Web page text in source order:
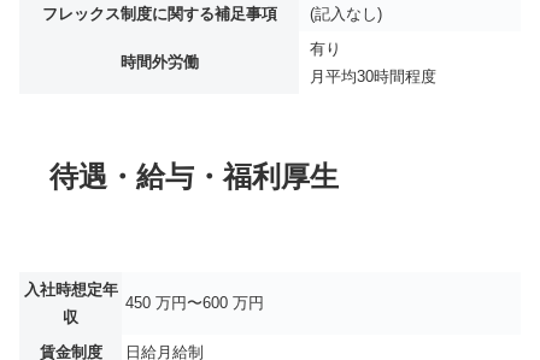
フレックス制度に関する補足事項
(記入なし)
時間外労働
有り
月平均30時間程度
待遇・給与・福利厚生
入社時想定年
収
450 万円〜600 万円
賃金制度 日給月給制